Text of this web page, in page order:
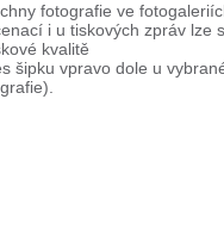
fotografie ve
i u tiskových zpráv lze
kvalitě
šipku vpravo dole u